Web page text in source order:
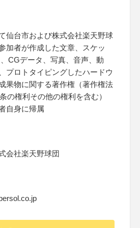
仙台市および株式会社楽天野球
加者が作成した文章、スケッ
CGデータ、写真、音声、動
プロトタイピングしたハードウ
果物に関する著作権（著作権法
の権利その他の権利を含む）
自身に帰属
会社楽天野球団